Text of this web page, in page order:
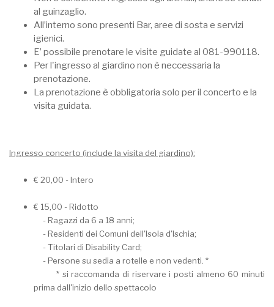
al guinzaglio.
All’interno sono presenti Bar, aree di sosta e servizi
igienici.
E’ possibile prenotare le visite guidate al 081-990118.
Per l'ingresso al giardino non è neccessaria la
prenotazione.
La prenotazione è obbligatoria solo per il concerto e la
visita guidata.
Ingresso concerto (include la visita del giardino):
€ 20,00 - Intero
€ 15,00 - Ridotto
- Ragazzi da 6 a 18 anni;
- Residenti dei Comuni dell'Isola d'Ischia;
- Titolari di Disability Card;
- Persone su sedia a rotelle e non vedenti. *
* si raccomanda di riservare i posti almeno 60 minuti
prima dall'inizio dello spettacolo